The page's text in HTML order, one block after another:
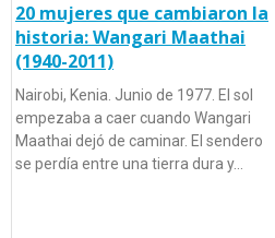
20 mujeres que cambiaron la
historia: Wangari Maathai
(1940-2011)
Nairobi, Kenia. Junio de 1977. El sol
empezaba a caer cuando Wangari
Maathai dejó de caminar. El sendero
se perdía entre una tierra dura y…